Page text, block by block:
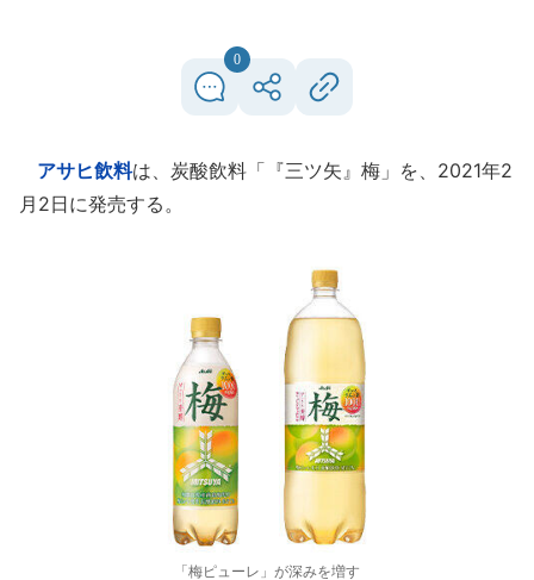
0
アサヒ飲料は、炭酸飲料「『三ツ矢』梅」を、2021年2
月2日に発売する。
「梅ピューレ」が深みを増す